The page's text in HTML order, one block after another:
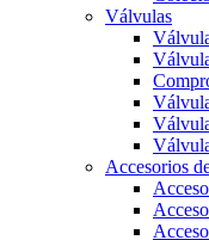
Válvulas
Accesorios